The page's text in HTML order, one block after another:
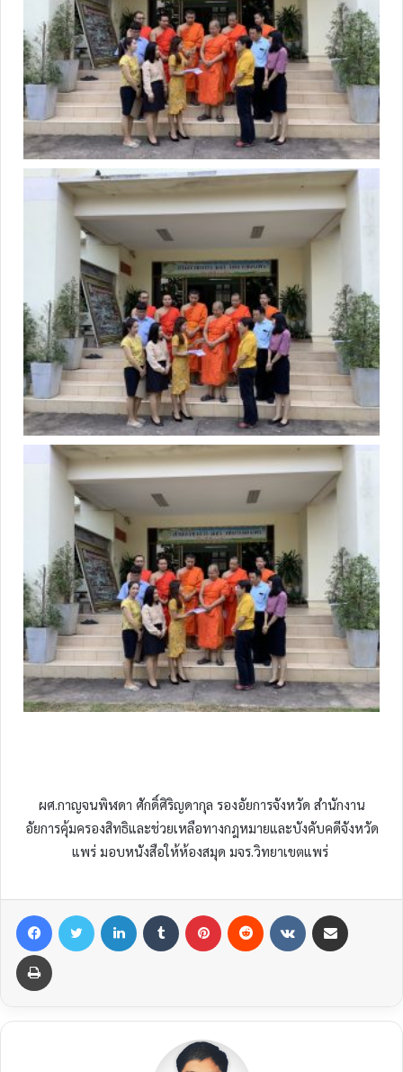
ผศ.กาญจนพิฬดา ศักดิ์ศิริญดากุล รองอัยการจังหวัด สำนักงาน
อัยการคุ้มครองสิทธิและช่วยเหลือทางกฎหมายและบังคับคดีจังหวัด
แพร่ มอบหนังสือให้ห้องสมุด มจร.วิทยาเขตแพร่